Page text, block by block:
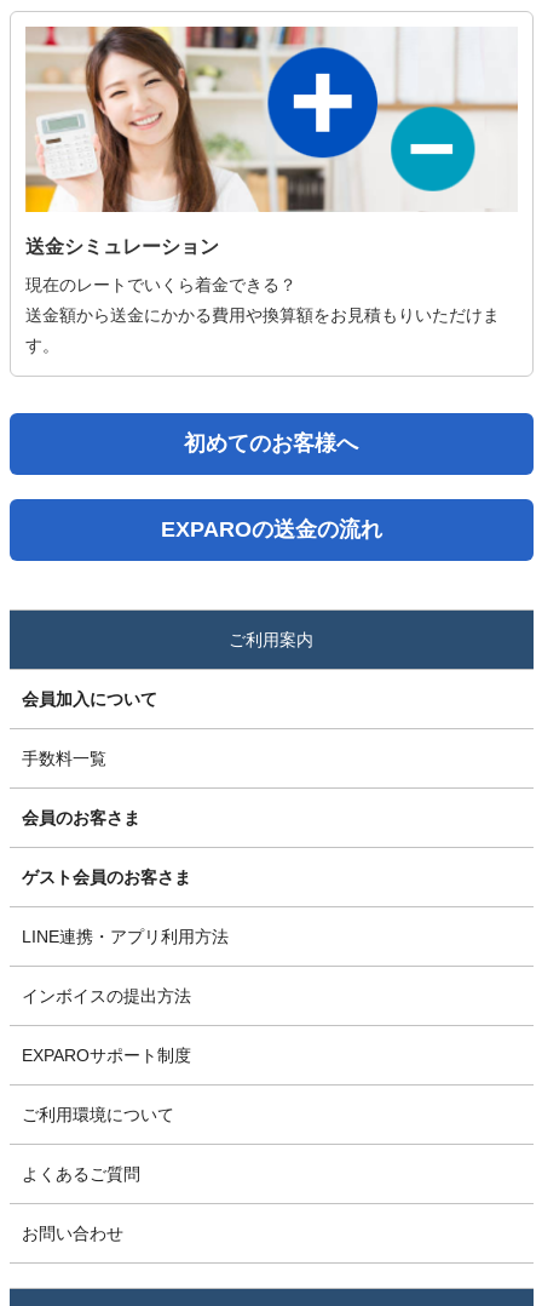
送金シミュレーション
現在のレートでいくら着金できる？
送金額から送金にかかる費用や換算額をお見積もりいただけま
す。
初めてのお客様へ
EXPAROの送金の流れ
ご利用案内
会員加入について
手数料一覧
会員のお客さま
ゲスト会員のお客さま
LINE連携・アプリ利用方法
インボイスの提出方法
EXPAROサポート制度
ご利用環境について
よくあるご質問
お問い合わせ